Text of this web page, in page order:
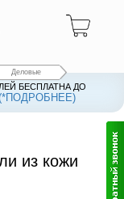
Деловые
БЕСПЛАТНА ДО
из кожи